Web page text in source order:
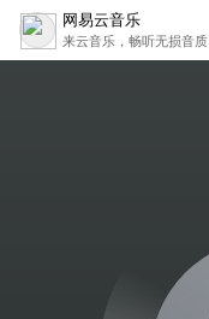
网易云音乐
来云音乐，畅听无损音质